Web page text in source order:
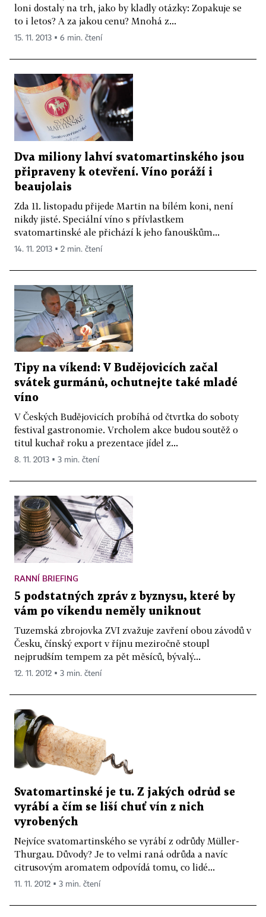
loni dostaly na trh, jako by kladly otázky: Zopakuje se
to i letos? A za jakou cenu? Mnohá z...
15. 11. 2013 ▪ 6 min. čtení
Dva miliony lahví svatomartinského jsou
připraveny k otevření. Víno poráží i
beaujolais
Zda 11. listopadu přijede Martin na bílém koni, není
nikdy jisté. Speciální víno s přívlastkem
svatomartinské ale přichází k jeho fanouškům...
14. 11. 2013 ▪ 2 min. čtení
Tipy na víkend: V Budějovicích začal
svátek gurmánů, ochutnejte také mladé
víno
V Českých Budějovicích probíhá od čtvrtka do soboty
festival gastronomie. Vrcholem akce budou soutěž o
titul kuchař roku a prezentace jídel z...
8. 11. 2013 ▪ 3 min. čtení
RANNÍ BRIEFING
5 podstatných zpráv z byznysu, které by
vám po víkendu neměly uniknout
Tuzemská zbrojovka ZVI zvažuje zavření obou závodů v
Česku, čínský export v říjnu meziročně stoupl
nejprudším tempem za pět měsíců, bývalý...
12. 11. 2012 ▪ 3 min. čtení
Svatomartinské je tu. Z jakých odrůd se
vyrábí a čím se liší chuť vín z nich
vyrobených
Nejvíce svatomartinského se vyrábí z odrůdy Müller-
Thurgau. Důvody? Je to velmi raná odrůda a navíc
citrusovým aromatem odpovídá tomu, co lidé...
11. 11. 2012 ▪ 3 min. čtení